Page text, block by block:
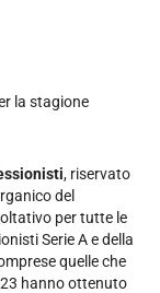
la stagione
, riservato
del
per tutte le
Serie A e della
quelle che
hanno ottenuto